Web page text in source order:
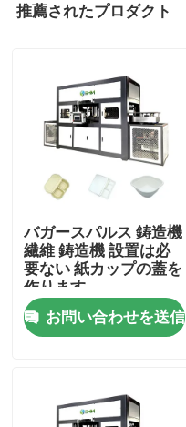
推薦されたプロダクト
バガースパルス 鋳造機
繊維 鋳造機 設置は必
要ない 紙カップの蓋を
作ります
お問い合わせを送信